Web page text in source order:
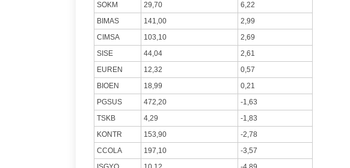
SOKM
29,70
6,22
BIMAS
141,00
2,99
CIMSA
103,10
2,69
SISE
44,04
2,61
EUREN
12,32
0,57
BIOEN
18,99
0,21
PGSUS
472,20
-1,63
TSKB
4,29
-1,83
KONTR
153,90
-2,78
CCOLA
197,10
-3,57